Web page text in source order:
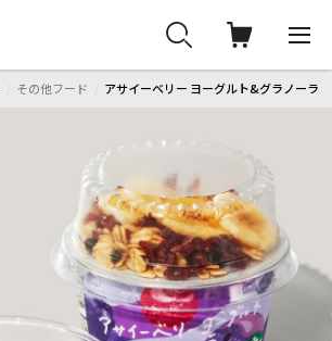
その他フード アサイーベリー ヨーグルト&グラノーラ